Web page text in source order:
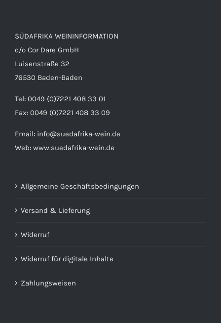
SÜDAFRIKA WEININFORMATION
c/o Cor Dare GmbH
Luisenstraße 32
76530 Baden-Baden
Tel: 0049 (0)7221 408 33 01
Fax: 0049 (0)7221 408 33 09
Email: info@suedafrika-wein.de
Web: www.suedafrika-wein.de
Allgemeine Geschäftsbedingungen
Versand & Lieferung
Widerruf
Widerruf für digitale Inhalte
Zahlungsweisen